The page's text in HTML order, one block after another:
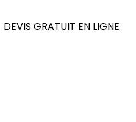
DEVIS GRATUIT EN LIGNE